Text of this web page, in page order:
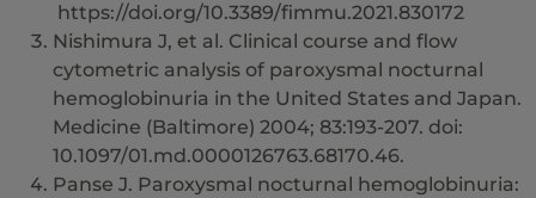
https://doi.org/10.3389/fimmu.2021.830172
Nishimura J, et al. Clinical course and flow
cytometric analysis of paroxysmal nocturnal
hemoglobinuria in the United States and Japan.
Medicine (Baltimore) 2004; 83:193-207. doi:
10.1097/01.md.0000126763.68170.46.
Panse J. Paroxysmal nocturnal hemoglobinuria: